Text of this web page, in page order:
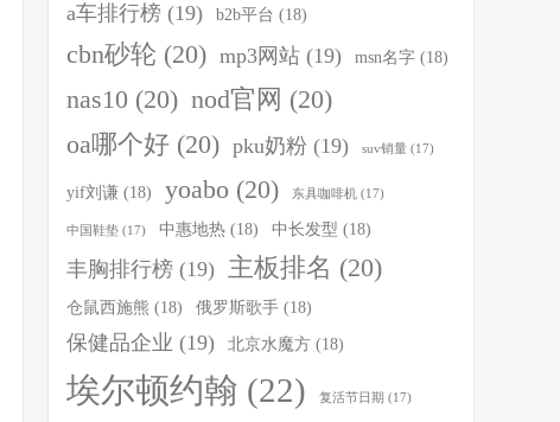
a车排行榜 (19) b2b平台 (18)
cbn砂轮 (20) mp3网站 (19) msn名字 (18)
nas10 (20) nod官网 (20)
oa哪个好 (20) pku奶粉 (19) suv销量 (17)
yif刘谦 (18) yoabo (20) 东具咖啡机 (17)
中国鞋垫 (17) 中惠地热 (18) 中长发型 (18)
丰胸排行榜 (19) 主板排名 (20)
仓鼠西施熊 (18) 俄罗斯歌手 (18)
保健品企业 (19) 北京水魔方 (18)
埃尔顿约翰 (22) 复活节日期 (17)